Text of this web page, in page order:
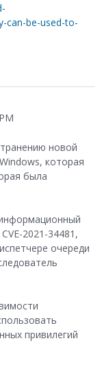
can-be-used-to-
PM
новой
которая
была
2021-34481,
очереди
привилегий